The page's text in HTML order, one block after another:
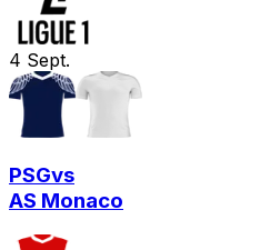
4 Sept.
PSGvs
AS Monaco